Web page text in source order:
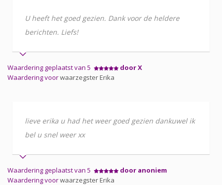
U heeft het goed gezien. Dank voor de heldere
berichten. Liefs!
Waardering geplaatst van 5
door X
Waardering voorwaarzegster Erika
lieve erika u had het weer goed gezien dankuwel ik
bel u snel weer xx
Waardering geplaatst van 5
door anoniem
Waardering voorwaarzegster Erika